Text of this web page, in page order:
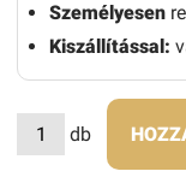
Személyesen
Kiszállítással:
db